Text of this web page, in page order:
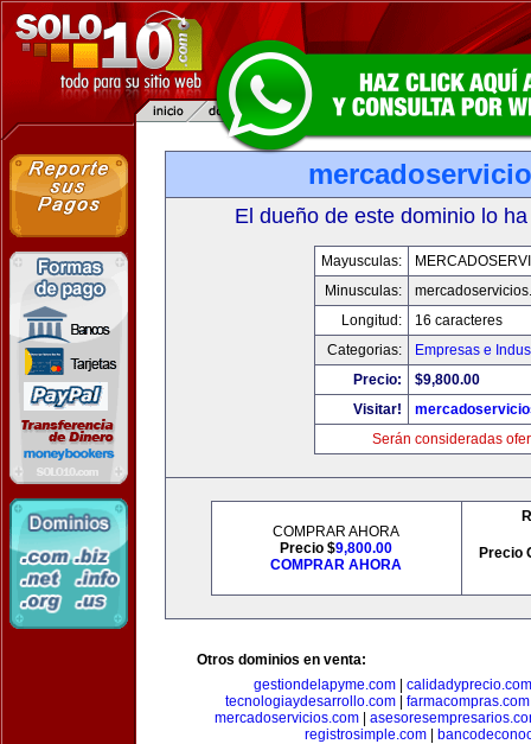
El dueño de este dominio lo
Mayusculas:
Minusculas:
Longitud:
16 caracteres
Categorias:
Empresas e
Precio:
$9,800.00
Visitar!
Serán consideradas
COMPRAR AHORA
Precio $9,800.00
COMPRAR AHORA
Precio
Otros dominios en venta:
gestiondelapyme.com
calidadyprecio.com
tecnologiaydesarrollo.com
farmacompras.com
mercadoservicios.com|
registrosimple.com|